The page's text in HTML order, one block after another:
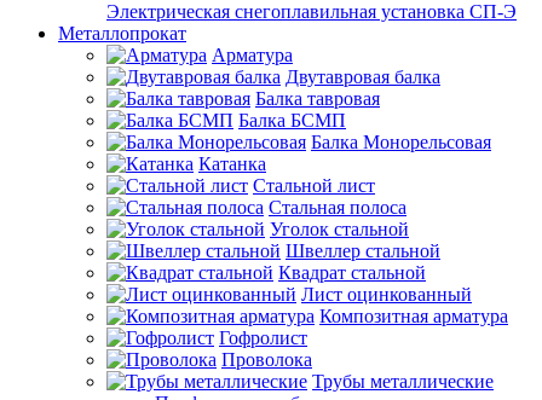
Электрическая снегоплавильная установка СП-Э
Металлопрокат
Арматура
Двутавровая балка
Балка тавровая
Балка БСМП
Балка Монорельсовая
Катанка
Стальной лист
Стальная полоса
Уголок стальной
Швеллер стальной
Квадрат стальной
Лист оцинкованный
Композитная арматура
Гофролист
Проволока
Трубы металлические